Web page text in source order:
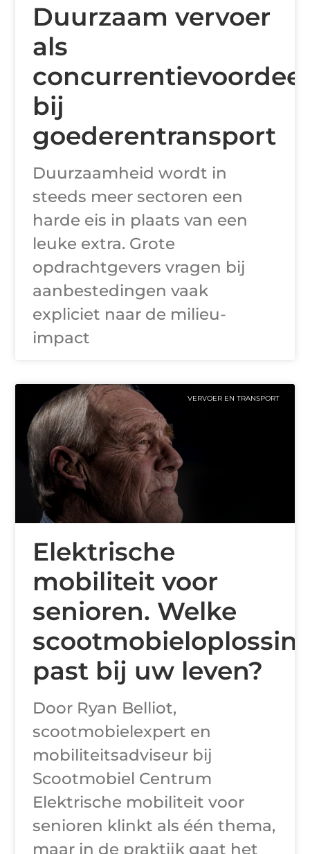
Duurzaam vervoer
als
concurrentievoordeel
bij
goederentransport
Duurzaamheid wordt in
steeds meer sectoren een
harde eis in plaats van een
leuke extra. Grote
opdrachtgevers vragen bij
aanbestedingen vaak
expliciet naar de milieu-
impact
VERVOER EN TRANSPORT
Elektrische
mobiliteit voor
senioren. Welke
past bij uw leven?
Door Ryan Belliot,
scootmobielexpert en
mobiliteitsadviseur bij
Scootmobiel Centrum
Elektrische mobiliteit voor
senioren klinkt als één thema,
maar in de praktijk gaat het